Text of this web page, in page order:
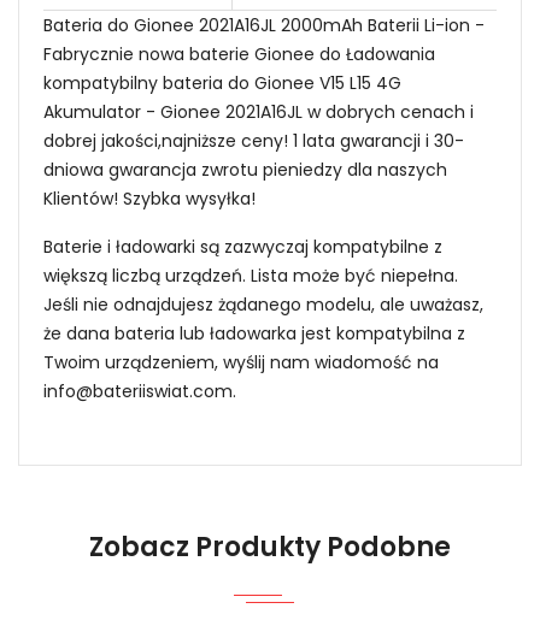
Bateria do Gionee 2021A16JL 2000mAh Baterii Li-ion -
Fabrycznie nowa baterie Gionee do Ładowania
kompatybilny bateria do Gionee V15 L15 4G
Akumulator - Gionee 2021A16JL w dobrych cenach i
dobrej jakości,najniższe ceny! 1 lata gwarancji i 30-
dniowa gwarancja zwrotu pieniedzy dla naszych
Klientów! Szybka wysyłka!
Baterie i ładowarki są zazwyczaj kompatybilne z
większą liczbą urządzeń. Lista może być niepełna.
Jeśli nie odnajdujesz żądanego modelu, ale uważasz,
że dana bateria lub ładowarka jest kompatybilna z
Twoim urządzeniem, wyślij nam wiadomość na
info@bateriiswiat.com.
Niezawodność i pewność
1.Model urządzenia
Zobacz Produkty Podobne